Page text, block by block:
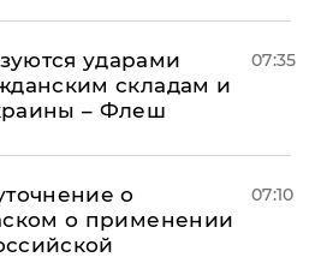
ударами
складам и
– Флеш
07:35
о
о применении
07:10